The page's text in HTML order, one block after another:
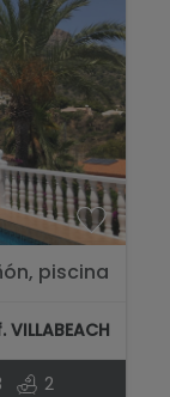
piscina
VILLABEACH
2